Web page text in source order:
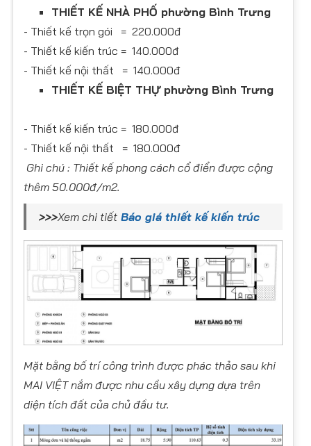
THIẾT KẾ NHÀ PHỐ phường Bình Trưng
- Thiết kế trọn gói = 220.000đ
- Thiết kế kiến trúc = 140.000đ
- Thiết kế nội thất = 140.000đ
THIẾT KẾ BIỆT THỰ phường Bình Trưng
- Thiết kế kiến trúc = 180.000đ
- Thiết kế nội thất = 180.000đ
Ghi chú : Thiết kế phong cách cổ điển được cộng
thêm 50.000đ/m2.
>>>Xem chi tiết Báo giá thiết kế kiến trúc
Mặt bằng bố trí công trình được phác thảo sau khi
MAI VIỆT nắm được nhu cầu xây dựng dựa trên
diện tích đất của chủ đầu tư.